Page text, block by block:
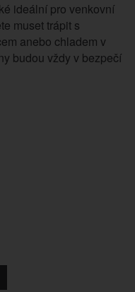
ideální pro venkovní
muset trápit s
anebo chladem v
budou vždy v bezpečí